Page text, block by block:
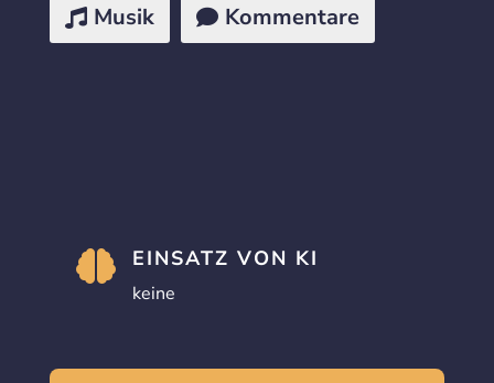
Musik Kommentare
 EINSATZ VON KI
keine